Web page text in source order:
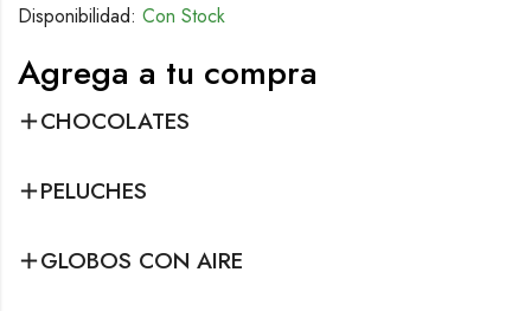
Disponibilidad: Con Stock
Agrega a tu compra
CHOCOLATES
PELUCHES
GLOBOS CON AIRE